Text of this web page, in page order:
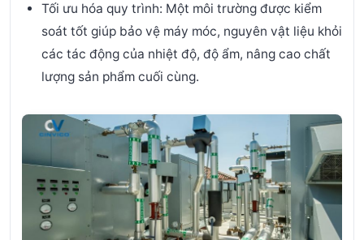
Tối ưu hóa quy trình: Một môi trường được kiểm
soát tốt giúp bảo vệ máy móc, nguyên vật liệu khỏi
các tác động của nhiệt độ, độ ẩm, nâng cao chất
lượng sản phẩm cuối cùng.